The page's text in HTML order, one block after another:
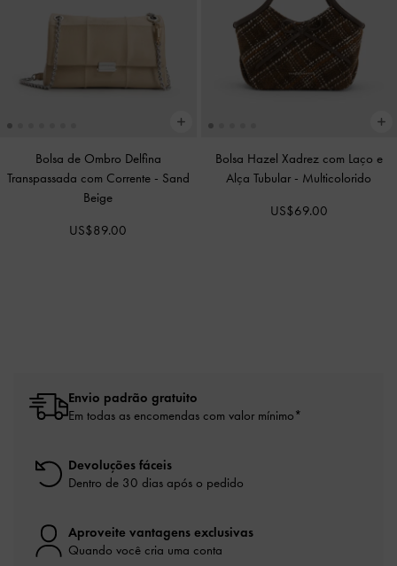
Bolsa de Ombro Delfina
Transpassada com Corrente - Sand
Beige
US$89.00
Bolsa Hazel Xadrez com Laço e
Alça Tubular - Multicolorido
US$69.00
Envio padrão gratuito
Em todas as encomendas com valor mínimo*
Devoluções fáceis
Dentro de 30 dias após o pedido
Aproveite vantagens exclusivas
Quando você cria uma conta